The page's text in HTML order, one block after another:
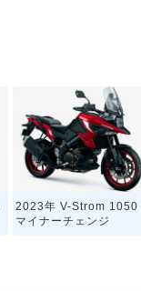
2023年 V-Strom 1050
マイナーチェンジ